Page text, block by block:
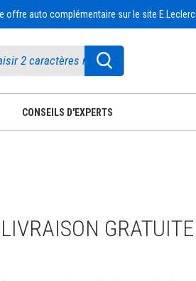
offre auto complémentaire sur le site E.Leclerc
CONSEILS D'EXPERTS
LIVRAISON GRATUITE